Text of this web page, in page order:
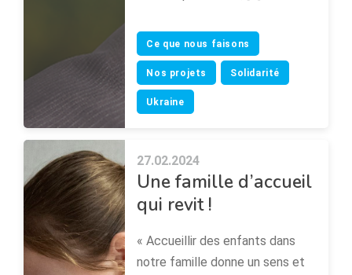
Ce que nous faisons
Nos projets Solidarité
Ukraine
27.02.2024
Une famille d’accueil
qui revit !
« Accueillir des enfants dans
notre famille donne un sens et